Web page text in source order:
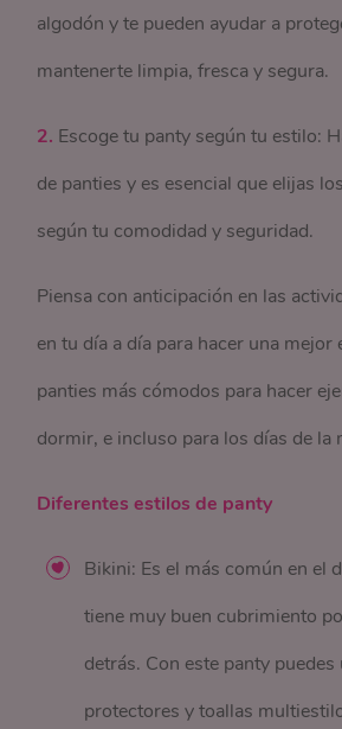
algodón y te pueden ayudar a
mantenerte limpia, fresca y segura.
2. Escoge tu panty según tu estilo:
de panties y es esencial que elijas
según tu comodidad y seguridad.
Piensa con anticipación en las
en tu día a día para hacer una mejor
panties más cómodos para hacer
dormir, e incluso para los días de la
Diferentes estilos de panty
Bikini: Es el más común en el
tiene muy buen cubrimiento
detrás. Con este panty
protectores y toallas